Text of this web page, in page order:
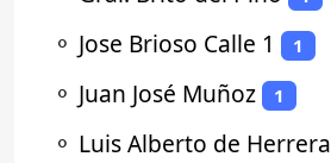
⚬ Jose Brioso Calle 1 1
⚬ Juan José Muñoz 1
⚬ Luis Alberto de Herrera